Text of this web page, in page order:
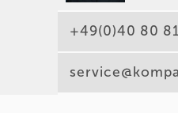
+49(0)40 80